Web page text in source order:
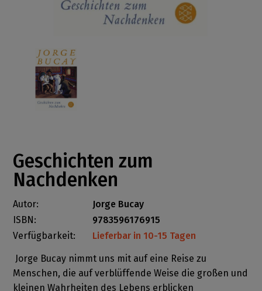
Geschichten zum
Nachdenken
Autor:
Jorge Bucay
ISBN:
9783596176915
Verfügbarkeit:
Lieferbar in 10-15 Tagen
Jorge Bucay nimmt uns mit auf eine Reise zu
Menschen, die auf verblüffende Weise die großen und
kleinen Wahrheiten des Lebens erblicken